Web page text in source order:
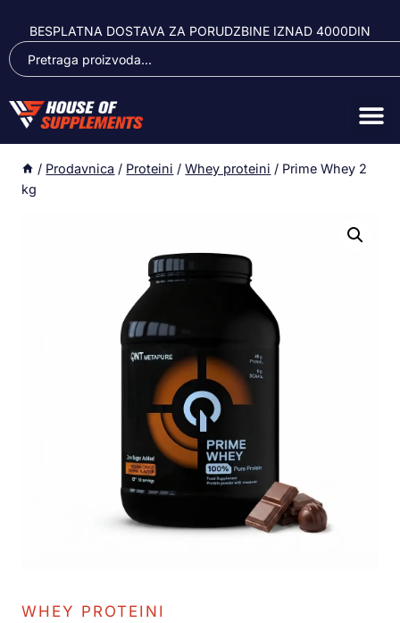
BESPLATNA DOSTAVA ZA PORUDZBINE IZNAD 4000DIN
/ Prodavnica / Proteini / Whey proteini / Prime Whey 2
kg
WHEY PROTEINI